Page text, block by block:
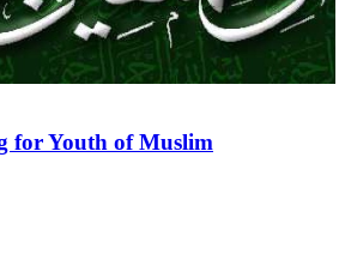
for Youth of Muslim